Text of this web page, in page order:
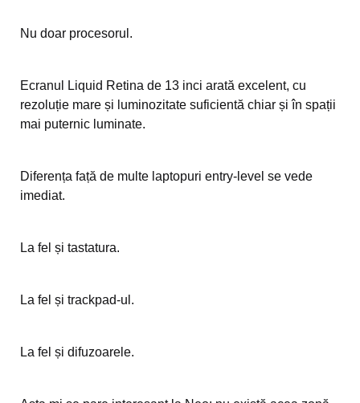
Nu doar procesorul.
Ecranul Liquid Retina de 13 inci arată excelent, cu
rezoluție mare și luminozitate suficientă chiar și în spații
mai puternic luminate.
Diferența față de multe laptopuri entry-level se vede
imediat.
La fel și tastatura.
La fel și trackpad-ul.
La fel și difuzoarele.